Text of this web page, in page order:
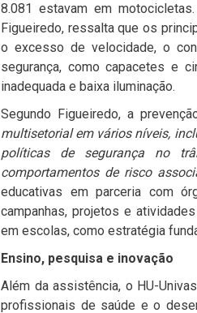
8.081 estavam em
Figueiredo, ressalta que os
o excesso de velocidade, o
segurança, como capacetes e
inadequada e baixa iluminação.
Segundo Figueiredo, a
multisetorial em vários níveis,
políticas de segurança no
comportamentos de risco
educativas em parceria com
campanhas, projetos e
em escolas, como estratégia
Ensino, pesquisa e inovação
Além da assistência, o HU-
profissionais de saúde e o